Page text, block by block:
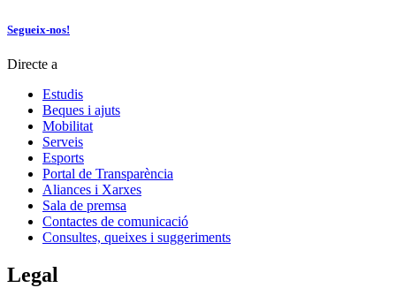
Segueix-nos!
Directe a
Estudis
Beques i ajuts
Mobilitat
Serveis
Esports
Portal de Transparència
Aliances i Xarxes
Sala de premsa
Contactes de comunicació
Consultes, queixes i suggeriments
Legal